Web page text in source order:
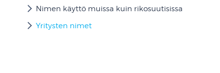
Nimen käyttö muissa kuin rikosuutisissa
Yritysten nimet